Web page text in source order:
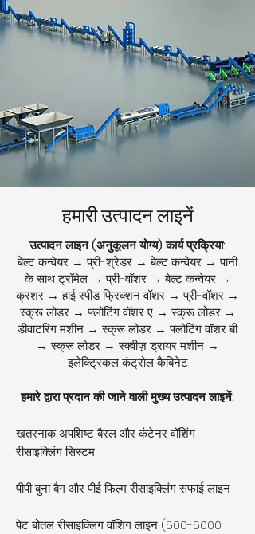
हमारी उत्पादन लाइनें
उत्पादन लाइन (अनुकूलन योग्य) कार्य प्रक्रिया:
बेल्ट कन्वेयर → प्री-श्रेडर → बेल्ट कन्वेयर → पानी
के साथ ट्रॉमेल → प्री-वॉशर → बेल्ट कन्वेयर →
क्रशर → हाई स्पीड फ्रिक्शन वॉशर → प्री-वॉशर →
स्क्रू लोडर → फ्लोटिंग वॉशर ए → स्क्रू लोडर →
डीवाटरिंग मशीन → स्क्रू लोडर → फ्लोटिंग वॉशर बी
→ स्क्रू लोडर → स्क्वीज़ ड्रायर मशीन →
इलेक्ट्रिकल कंट्रोल कैबिनेट
हमारे द्वारा प्रदान की जाने वाली मुख्य उत्पादन लाइनें:
खतरनाक अपशिष्ट बैरल और कंटेनर वॉशिंग
रीसाइक्लिंग सिस्टम
पीपी बुना बैग और पीई फिल्म रीसाइक्लिंग सफाई लाइन
पेट बोतल रीसाइक्लिंग वॉशिंग लाइन (500-5000